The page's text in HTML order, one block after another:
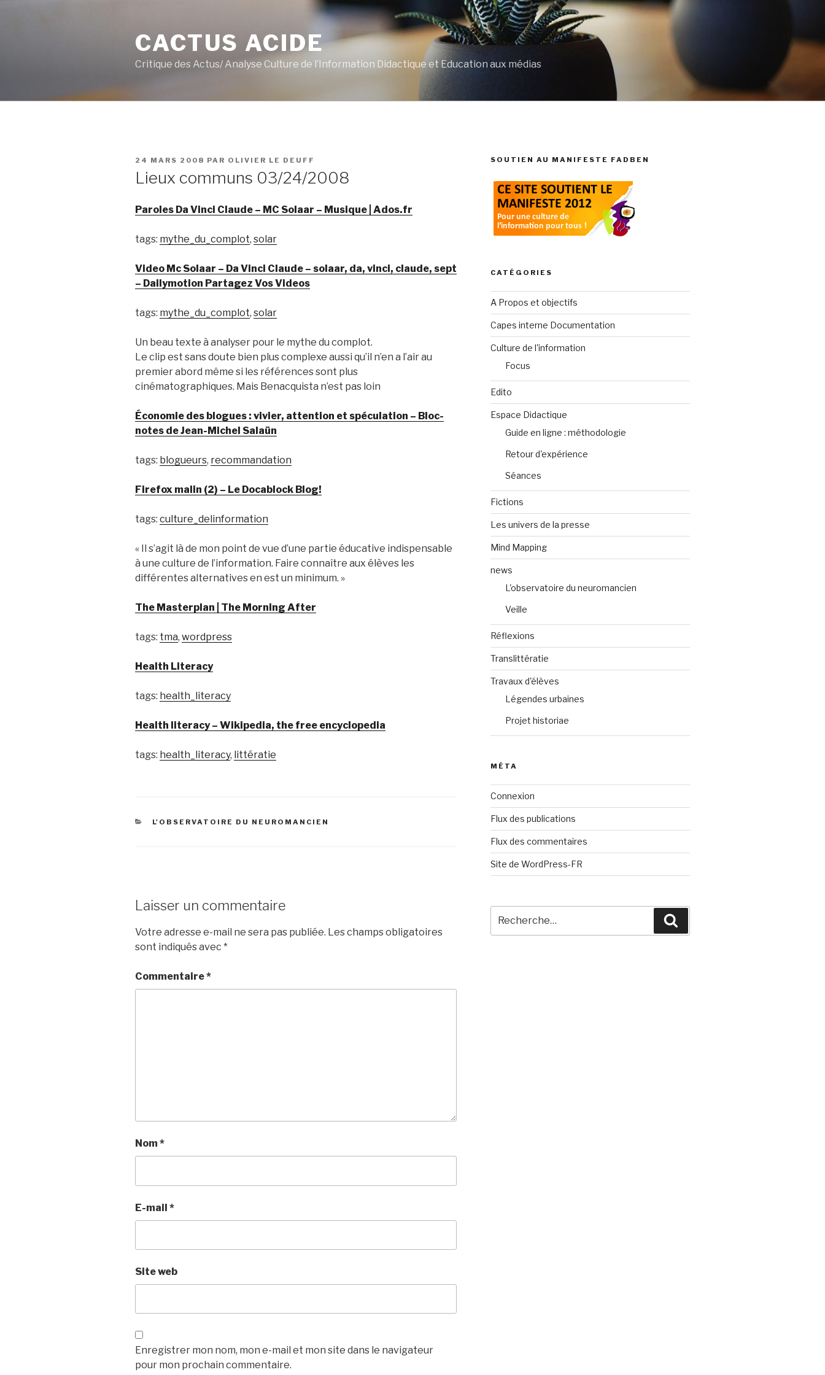
CACTUS ACIDE
Critique des Actus/ Analyse Culture de l’Information Didactique et Education aux médias
PUBLIÉ
24 MARS 2008 PAR OLIVIER LE DEUFF
Lieux communs 03/24/2008
Paroles Da Vinci Claude – MC Solaar – Musique | Ados.fr
tags: mythe_du_complot, solar
Video Mc Solaar – Da Vinci Claude – solaar, da, vinci, claude, sept
– Dailymotion Partagez Vos Videos
tags: mythe_du_complot, solar
Un beau texte à analyser pour le mythe du complot.
Le clip est sans doute bien plus complexe aussi qu’il n’en a l’air au
premier abord même si les références sont plus
cinématographiques. Mais Benacquista n’est pas loin
Économie des blogues : vivier, attention et spéculation – Bloc-
notes de Jean-Michel Salaün
tags: blogueurs, recommandation
Firefox malin (2) – Le Docablock Blog!
tags: culture_delinformation
« Il s’agit là de mon point de vue d’une partie éducative indispensable
à une culture de l’information. Faire connaître aux élèves les
différentes alternatives en est un minimum. »
The Masterplan | The Morning After
tags: tma, wordpress
Health Literacy
tags: health_literacy
Health literacy – Wikipedia, the free encyclopedia
tags: health_literacy, littératie
CATÉGORIES
L'OBSERVATOIRE DU NEUROMANCIEN
Laisser un commentaire
Votre adresse e-mail ne sera pas publiée. Les champs obligatoires
sont indiqués avec *
Commentaire*
Nom*
E-mail *
Site web
Enregistrer mon nom, mon e-mail et mon site dans le navigateur
pour mon prochain commentaire.
SOUTIEN AU MANIFESTE FADBEN
CATÉGORIES
A Propos et objectifs
Capes interne Documentation
Culture de l'information
Focus
Edito
Espace Didactique
Guide en ligne : méthodologie
Retour d'expérience
Séances
Fictions
Les univers de la presse
Mind Mapping
news
L'observatoire du neuromancien
Veille
Réflexions
Translittératie
Travaux d'élèves
Légendes urbaines
Projet historiae
MÉTA
Connexion
Flux des publications
Flux des commentaires
Site de WordPress-FR
pour
: